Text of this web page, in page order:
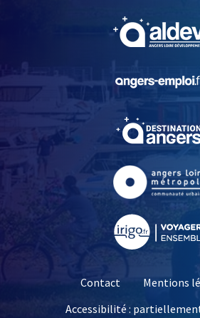
Contact
Mentions
Accessibilité :